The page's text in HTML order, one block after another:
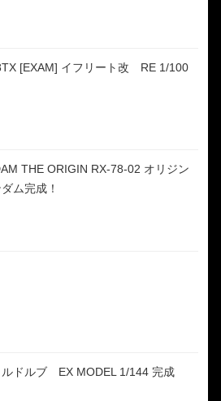
[EXAM] イフリート改 RE 1/100
THE ORIGIN RX-78-02 オリジン
ム完成！
ドルブ EX MODEL 1/144 完成